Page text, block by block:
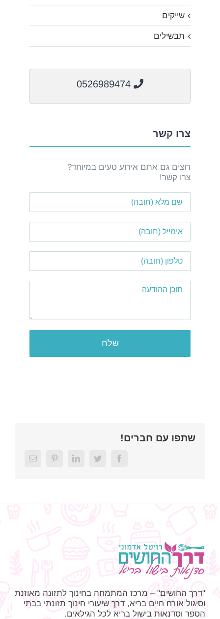
שייקים
תבשילים
צרו קשר
רוצים גם אתם אירוע טעים במיוחד?
צרו קשר!
שתפו עם חברים!
Facebook
Twitter
LinkedIn
Pinterest
Email
"דרך החושים" – מרכז המתמחה בחינוך לתזונה מאוזנת
וסיגול אורח חיים בריא, דרך שיעורי חינוך תזונתי בבתי
הספר וסדנאות בישול בריא לכל הגילאים.